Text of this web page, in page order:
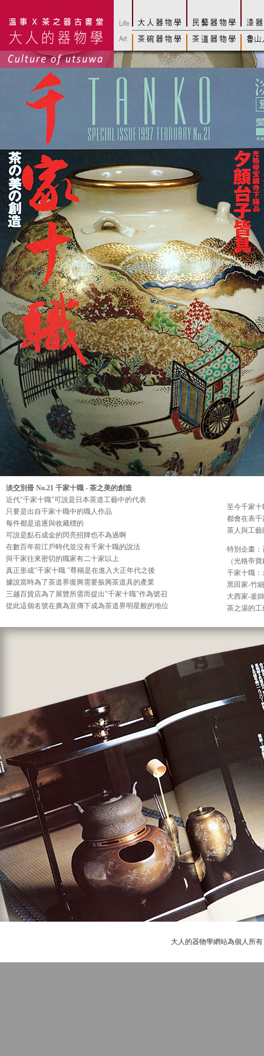
淡交別冊 No.21 千家十職 - 茶之美的創造
近代"千家十職"可說是日本茶道工藝中的代表
只要是出自千家十職中的職人作品
每件都是追逐與收藏標的
可說是點石成金的閃亮招牌也不為過啊
在數百年前江戶時代並沒有千家十職的說法
與千家往來密切的職家有二十家以上
真正形成"千家十職 "尊稱是在進入大正年代之後
據說當時為了茶道界復興需要振興茶道具的產業
三越百貨店為了展覽所需而提出"千家十職"作為號召
從此這個名號在廣為宣傳下成為茶道界明星般的地位
至今千家
都會在表
茶人與工
特別企畫
（光格帝
千家十職
黑田家-竹
大西家-釜
茶之湯的
大人的器物學網站為個人所